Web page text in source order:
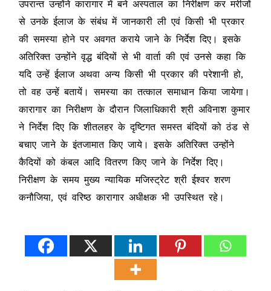
उपरान्त उन्होंने कारागार में बने अस्पताल का निरीक्षण कर मरीजों
से उनके ईलाज के संबंध में जानकारी ली एवं किसी भी प्रकार
की समस्या होने पर अवगत कराये जाने के निर्देश दिए। इसके
अतिरिक्त उन्होंने वृद्ध बंदियों से भी वार्ता की एवं उनसे कहा कि
यदि उन्हें ईलाज अथवा अन्य किसी भी प्रकार की परेशानी हो,
तो वह उन्हें बतायें। समस्या का तत्काल समाधान किया जायेगा।
कारागार का निरीक्षण के दौरान जिलाधिकारी श्री अविनाश कुमार
ने निर्देश दिए कि शीतलहर के दृष्टिगत समस्त बंदियों को ठंड से
बचाए जाने के इंतजामात किए जाये। इसके अतिरिक्त उन्होंने
कैदियों को कंबल आदि वितरण किए जाने के निर्देश दिए।
निरीक्षण के समय मुख्य न्यायिक मजिस्ट्रेट श्री ईश्वर शरण
कनौजिया, एवं वरिष्ठ कारागार अधीक्षक भी उपस्थित रहे।